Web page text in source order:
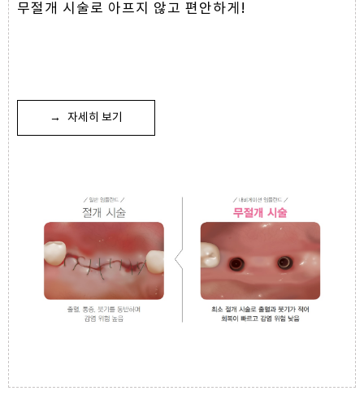
무절개 시술로 아프지 않고 편안하게!
→ 자세히 보기